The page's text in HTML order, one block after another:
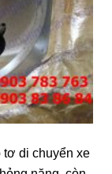
tơ di chuyển xe